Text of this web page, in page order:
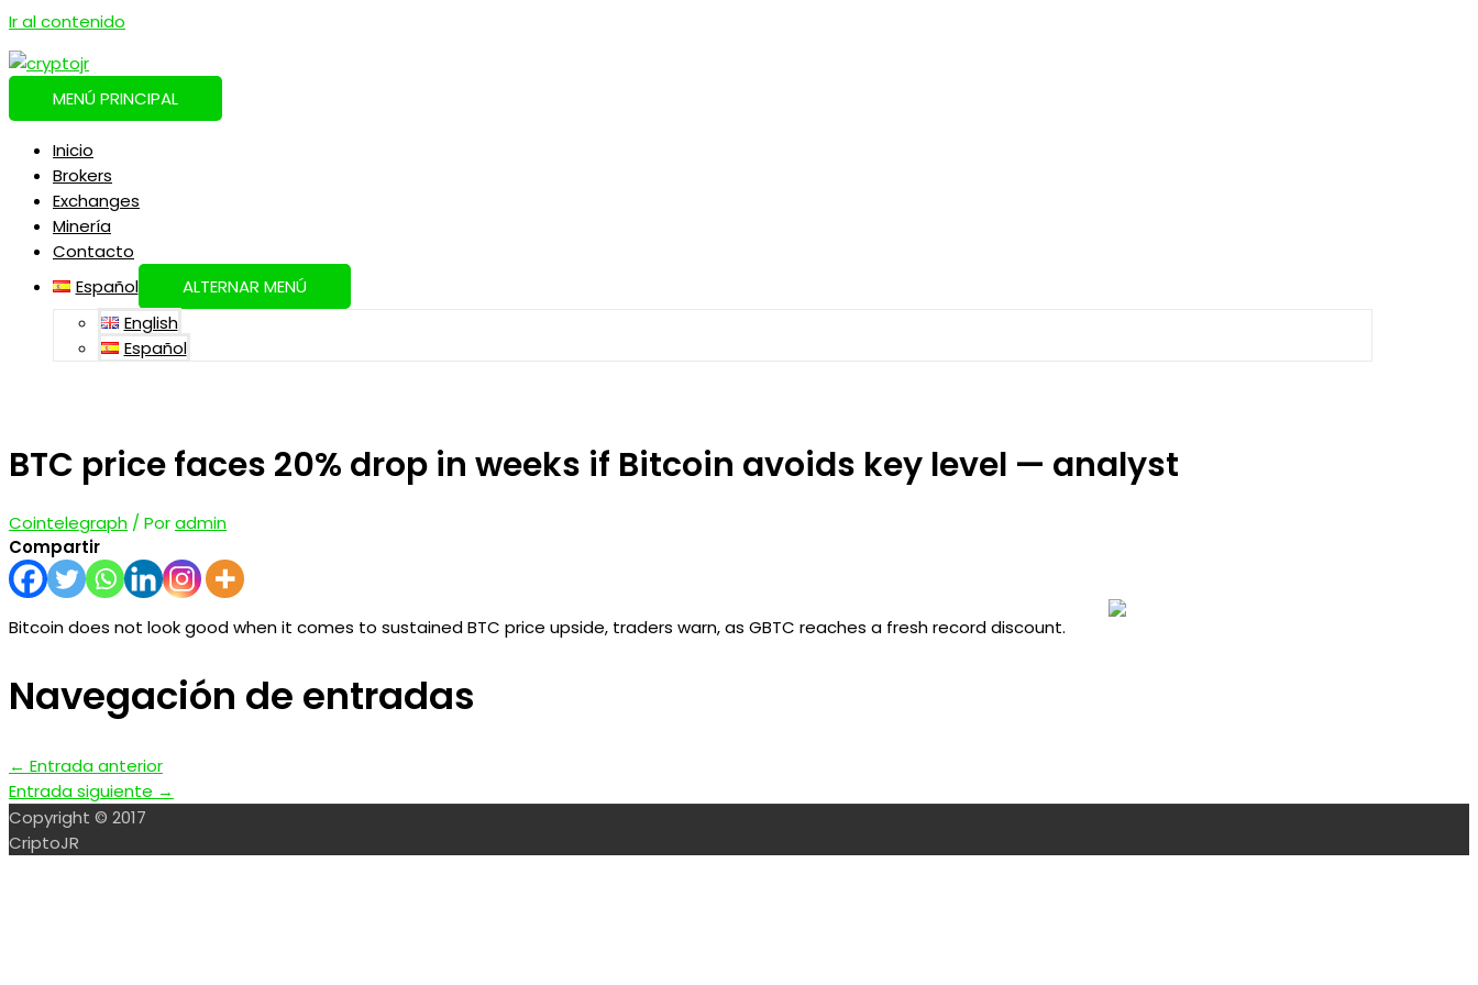
Ir al contenido
MENÚ PRINCIPAL
Inicio
Brokers
Exchanges
Minería
Contacto
Español
ALTERNAR MENÚ
English
Español
BTC price faces 20% drop in weeks if Bitcoin avoids key level — analyst
Cointelegraph / Poradmin
Compartir
Bitcoin does not look good when it comes to sustained BTC price upside, traders warn, as GBTC reaches a fresh record discount.
Navegación de entradas
← Entrada anterior
Entrada siguiente →
Copyright © 2017
CriptoJR